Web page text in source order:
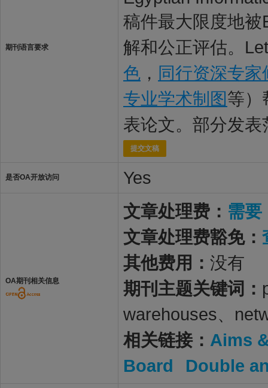
期刊语言要求
稿件最大限度地
解和公正评估。
色 ， 同行资深专家
专业学术制图等）
表论文。部分发
提交文稿
是否OA开放访问 Yes
OA期刊相关信息
文章处理费： 需要
文章处理费豁免：
其他费用： 没有
期刊主题关键词：
warehouses、
相关链接： Aims
Board
Double